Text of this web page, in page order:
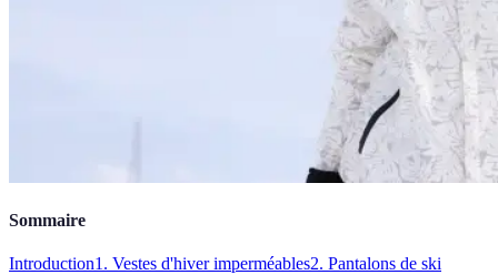
Sommaire
Introduction1. Vestes d'hiver imperméables2. Pantalons de ski